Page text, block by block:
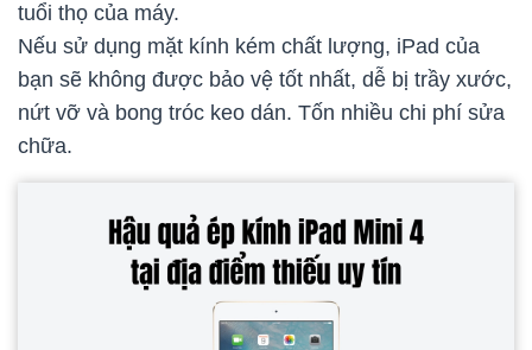
tuổi thọ của máy.
Nếu sử dụng mặt kính kém chất lượng, iPad của
bạn sẽ không được bảo vệ tốt nhất, dễ bị trầy xước,
nứt vỡ và bong tróc keo dán. Tốn nhiều chi phí sửa
chữa.